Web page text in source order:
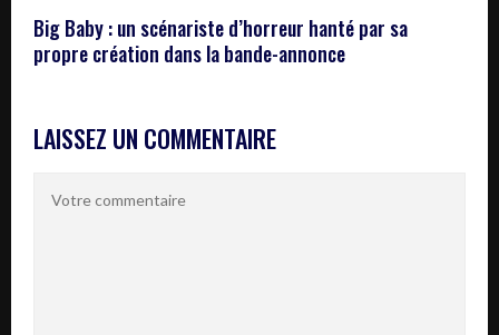
Big Baby : un scénariste d’horreur hanté par sa
propre création dans la bande-annonce
LAISSEZ UN COMMENTAIRE